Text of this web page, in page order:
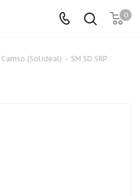
0
Camso (Solideal) - SM SD SRP